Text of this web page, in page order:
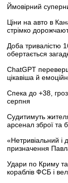
Ймовірний
Ціни на авто в
стрімко
Доба тривалістю
обертається
ChatGPT
цікавіша й
Спека до +38,
серпня
Судитимуть
арсенал зброї та
«Нетривіальний і
призначення
Удари по Криму
кораблів ФСБ і